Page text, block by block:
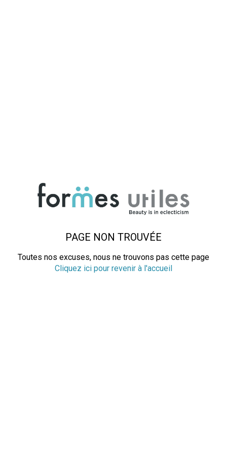
PAGE NON TROUVÉE
Toutes nos excuses, nous ne trouvons pas cette page
Cliquez ici pour revenir à l'accueil